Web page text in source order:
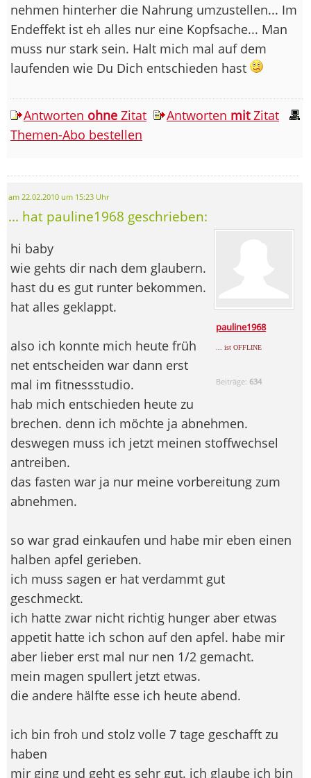
nehmen hinterher die Nahrung umzustellen... Im
Endeffekt ist eh alles nur eine Kopfsache... Man
muss nur stark sein. Halt mich mal auf dem
laufenden wie Du Dich entschieden hast
Antworten ohne Zitat Antworten mitZitat
Themen-Abo bestellen
am 22.02.2010 um 15:23 Uhr
... hat pauline1968 geschrieben:
pauline1968
... ist OFFLINE
Beiträge: 634
hi baby
wie gehts dir nach dem glaubern.
hast du es gut runter bekommen.
hat alles geklappt.
also ich konnte mich heute früh
net entscheiden war dann erst
mal im fitnessstudio.
hab mich entschieden heute zu
brechen. denn ich möchte ja abnehmen.
deswegen muss ich jetzt meinen stoffwechsel
antreiben.
das fasten war ja nur meine vorbereitung zum
abnehmen.
so war grad einkaufen und habe mir eben einen
halben apfel gerieben.
ich muss sagen er hat verdammt gut
geschmeckt.
ich hatte zwar nicht richtig hunger aber etwas
appetit hatte ich schon auf den apfel. habe mir
aber lieber erst mal nur nen 1/2 gemacht.
mein magen spullert jetzt etwas.
die andere hälfte esse ich heute abend.
ich bin froh und stolz volle 7 tage geschafft zu
haben
mir ging und geht es sehr gut. ich glaube ich bin